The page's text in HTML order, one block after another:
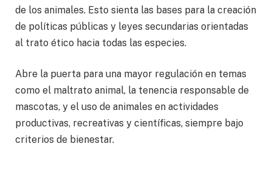
de los animales. Esto sienta las bases para la creación
de políticas públicas y leyes secundarias orientadas
al trato ético hacia todas las especies.
Abre la puerta para una mayor regulación en temas
como el maltrato animal, la tenencia responsable de
mascotas, y el uso de animales en actividades
productivas, recreativas y científicas, siempre bajo
criterios de bienestar.